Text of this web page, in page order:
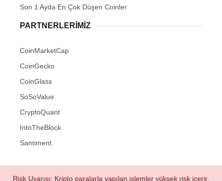
Son 1 Ayda En Çok Düşen Coinler
PARTNERLERIMIZ
CoinMarketCap
CoinGecko
CoinGlass
SoSoValue
CryptoQuant
IntoTheBlock
Santiment
Risk Uyarısı: Kripto paralarla yapılan işlemler yüksek risk içerir.